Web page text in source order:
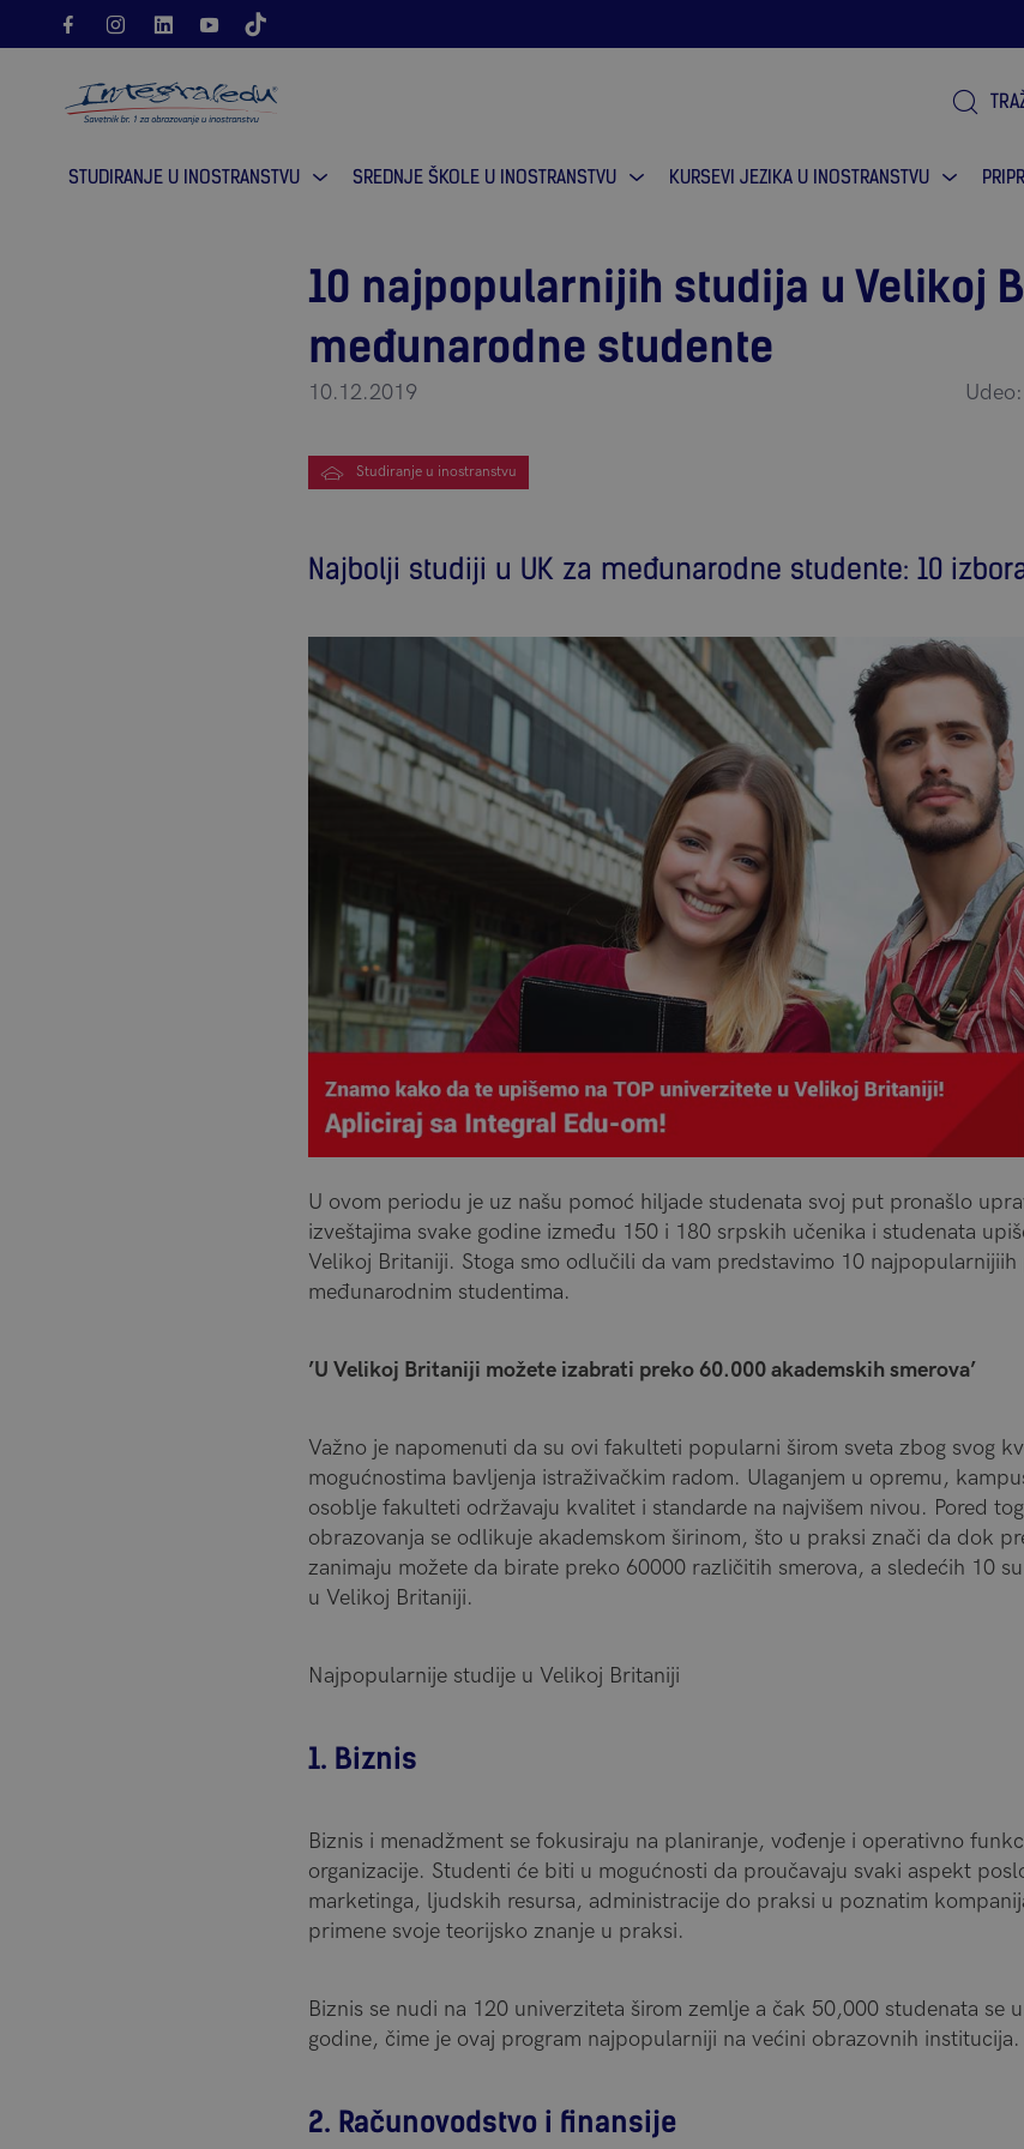
STUDIRANJE U INOSTRANSTVU SREDNJE ŠKOLE U INOSTRANSTVU KURSEVI JEZIKA U INOSTRANSTVU
10 najpopularnijih studija u Velikoj
međunarodne studente
10.12.2019 Udeo:
Studiranje u inostranstvu
Najbolji studiji u UK za međunarodne studente: 10
U ovom periodu je uz našu pomoć hiljade studenata svoj put pronašlo
izveštajima svake godine između 150 i 180 srpskih učenika i studenata
Velikoj Britaniji. Stoga smo odlučili da vam predstavimo 10 najpopularnijiih
međunarodnim studentima.
’U Velikoj Britaniji možete izabrati preko 60.000 akademskih smerova’
Važno je napomenuti da su ovi fakulteti popularni širom sveta zbog svog
mogućnostima bavljenja istraživačkim radom. Ulaganjem u opremu,
osoblje fakulteti održavaju kvalitet i standarde na najvišem nivou. Pored
obrazovanja se odlikuje akademskom širinom, što u praksi znači da dok
zanimaju možete da birate preko 60000 različitih smerova, a sledećih 10
u Velikoj Britaniji.
Najpopularnije studije u Velikoj Britaniji
1. Biznis
Biznis i menadžment se fokusiraju na planiranje, vođenje i operativno
organizacije. Studenti će biti u mogućnosti da proučavaju svaki aspekt
marketinga, ljudskih resursa, administracije do praksi u poznatim
primene svoje teorijsko znanje u praksi.
Biznis se nudi na 120 univerziteta širom zemlje a čak 50,000 studenata se
godine, čime je ovaj program najpopularniji na većini obrazovnih institucija.
2. Računovodstvo i finansije
Molimo vas pokušajte ponovno.